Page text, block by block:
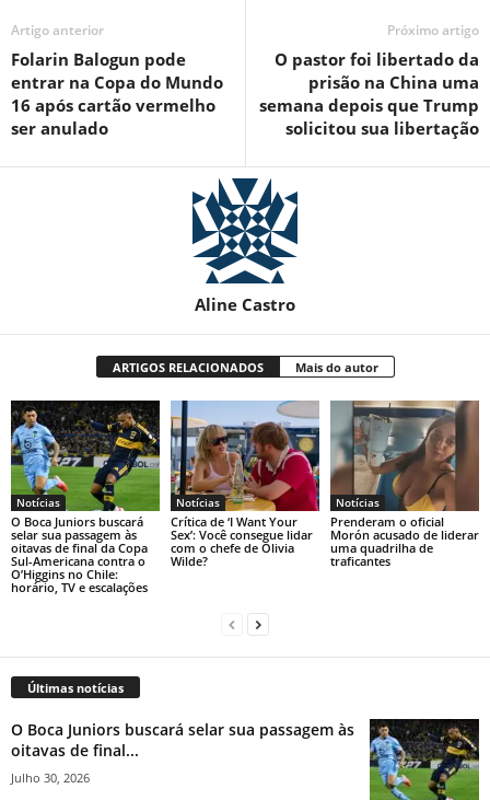
Artigo anterior
Folarin Balogun pode
entrar na Copa do Mundo
16 após cartão vermelho
ser anulado
Próximo artigo
O pastor foi libertado da
prisão na China uma
semana depois que Trump
solicitou sua libertação
Aline Castro
ARTIGOS RELACIONADOS Mais do autor
Notícias
O Boca Juniors buscará
selar sua passagem às
oitavas de final da Copa
Sul-Americana contra o
O’Higgins no Chile:
horário, TV e escalações
Notícias
Crítica de ‘I Want Your
Sex’: Você consegue lidar
com o chefe de Olivia
Wilde?
Notícias
Prenderam o oficial
Morón acusado de liderar
uma quadrilha de
traficantes
Últimas notícias
O Boca Juniors buscará selar sua passagem às
oitavas de final...
Julho 30, 2026